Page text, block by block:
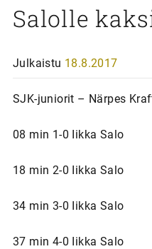
Salolle
Julkaistu 18.8.2017
SJK-juniorit – Närpes
08 min 1-0 Iikka Salo
18 min 2-0 Iikka Salo
34 min 3-0 Iikka Salo
37 min 4-0 Iikka Salo